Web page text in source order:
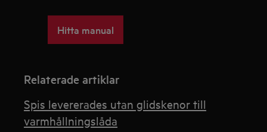
Hitta manual
Relaterade artiklar
Spis levererades utan glidskenor till
varmhållningslåda